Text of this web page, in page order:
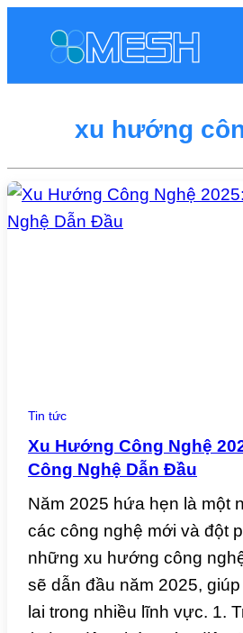
xu hướng
Tin tức
Xu Hướng Công Nghệ
Công Nghệ Dẫn Đầu
Năm 2025 hứa hẹn là một
các công nghệ mới và đột
những xu hướng công
sẽ dẫn đầu năm 2025,
lai trong nhiều lĩnh vực. 1.